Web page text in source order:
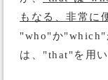
もなる、非常に
"who"か"which"
は、"that"を用